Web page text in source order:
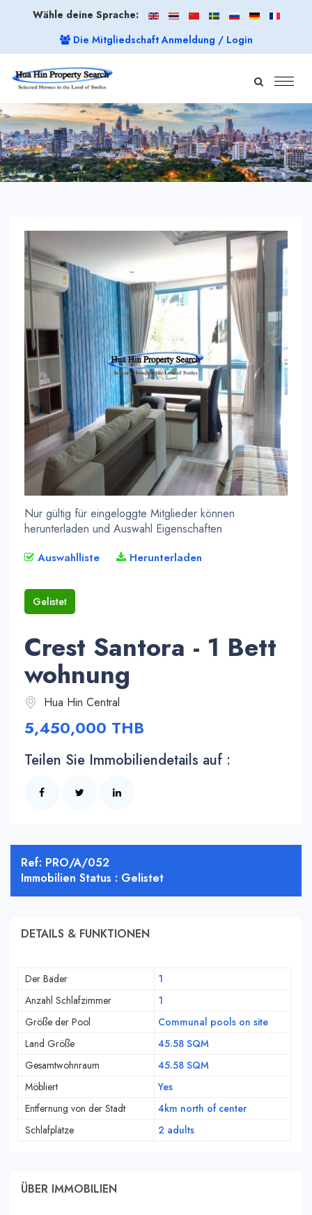
Wähle deine Sprache:
Die Mitgliedschaft Anmeldung / Login
Nur gültig für eingeloggte Mitglieder können
herunterladen und Auswahl Eigenschaften
Auswahlliste Herunterladen
Gelistet
Crest Santora - 1 Bett
wohnung
Hua Hin Central
5,450,000 THB
Teilen Sie Immobiliendetails auf :
Ref: PRO/A/052
Immobilien Status : Gelistet
DETAILS & FUNKTIONEN
Der Bäder
1
Anzahl Schlafzimmer
1
Größe der Pool
Communal pools on site
Land Größe
45.58 SQM
Gesamtwohnraum
45.58 SQM
Möbliert
Yes
Entfernung von der Stadt
4km north of center
Schlafplätze
2 adults
ÜBER IMMOBILIEN